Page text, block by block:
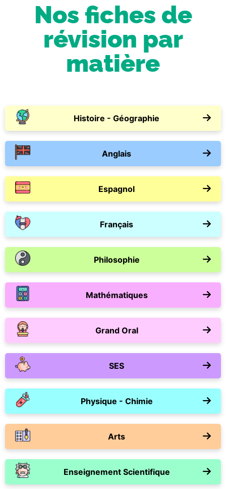
Nos fiches de
révision par
matière
Histoire - Géographie
Anglais
Espagnol
Français
Philosophie
Mathématiques
Grand Oral
SES
Physique - Chimie
Arts
Enseignement Scientifique